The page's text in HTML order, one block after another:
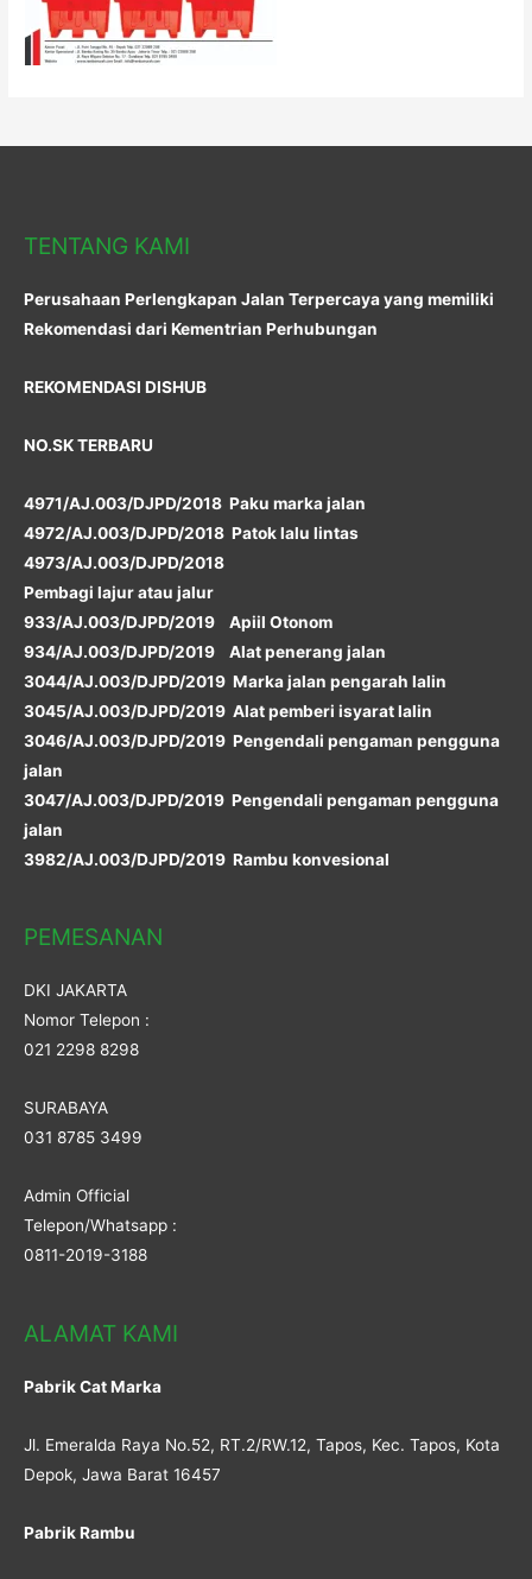
TENTANG KAMI
Perusahaan Perlengkapan Jalan Terpercaya yang memiliki
Rekomendasi dari Kementrian Perhubungan
REKOMENDASI DISHUB
NO.SK TERBARU
4971/AJ.003/DJPD/2018 Paku marka jalan
4972/AJ.003/DJPD/2018 Patok lalu lintas
4973/AJ.003/DJPD/2018
Pembagi lajur atau jalur
933/AJ.003/DJPD/2019 Apiil Otonom
934/AJ.003/DJPD/2019 Alat penerang jalan
3044/AJ.003/DJPD/2019 Marka jalan pengarah lalin
3045/AJ.003/DJPD/2019 Alat pemberi isyarat lalin
3046/AJ.003/DJPD/2019 Pengendali pengaman pengguna
jalan
3047/AJ.003/DJPD/2019 Pengendali pengaman pengguna
jalan
3982/AJ.003/DJPD/2019 Rambu konvesional
PEMESANAN
DKI JAKARTA
Nomor Telepon :
021 2298 8298
SURABAYA
031 8785 3499
Admin Official
Telepon/Whatsapp :
0811-2019-3188
ALAMAT KAMI
Pabrik Cat Marka
Jl. Emeralda Raya No.52, RT.2/RW.12, Tapos, Kec. Tapos, Kota
Depok, Jawa Barat 16457
Pabrik Rambu